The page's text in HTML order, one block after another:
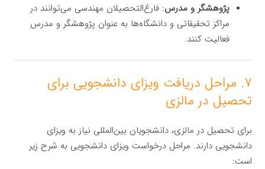
پژوهشگر و مدرس: فارغ‌التحصیلان مهندسی می‌توانند در
مراکز تحقیقاتی و دانشگاه‌ها به عنوان پژوهشگر و مدرس
فعالیت کنند.
۷. مراحل دریافت ویزای دانشجویی برای
تحصیل در مالزی
برای تحصیل در مالزی، دانشجویان بین‌المللی نیاز به ویزای
دانشجویی دارند. مراحل درخواست ویزای دانشجویی به شرح زیر
است: